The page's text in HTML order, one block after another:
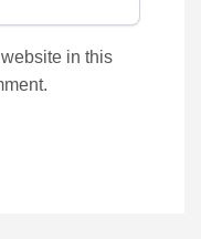
in this